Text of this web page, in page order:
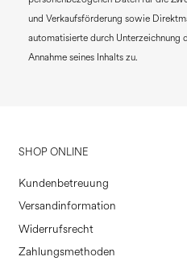
und Verkaufsförderung sowie
automatisierte durch Unterzeichnung
Annahme seines Inhalts zu.
SHOP ONLINE
Kundenbetreuung
Versandinformation
Widerrufsrecht
Zahlungsmethoden